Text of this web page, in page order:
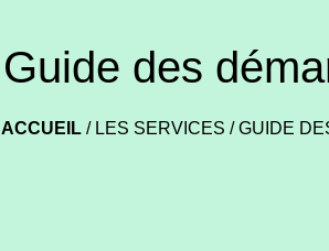
Guide des
ACCUEIL/ LES SERVICES /GUIDE